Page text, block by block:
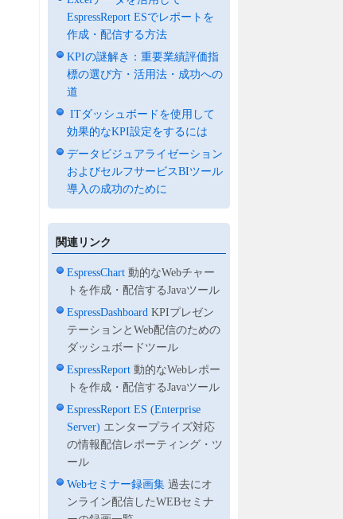
EspressReport ESでレポートを
作成・配信する方法
KPIの謎解き：重要業績評価指
標の選び方・活用法・成功への
道
ITダッシュボードを使用して
効果的なKPI設定をするには
データビジュアライゼーション
およびセルフサービスBIツール
導入の成功のために
関連リンク
EspressChart 動的なWebチャー
トを作成・配信するJavaツール
EspressDashboard KPIプレゼン
テーションとWeb配信のための
ダッシュボードツール
EspressReport 動的なWebレポー
トを作成・配信するJavaツール
EspressReport ES (Enterprise
Server) エンタープライズ対応
の情報配信レポーティング・ツ
ール
Webセミナー録画集 過去にオ
ンライン配信したWEBセミナ